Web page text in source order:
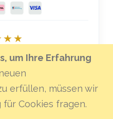
um Ihre Erfahrung
erfüllen, müssen wir
für Cookies fragen.
bewerten